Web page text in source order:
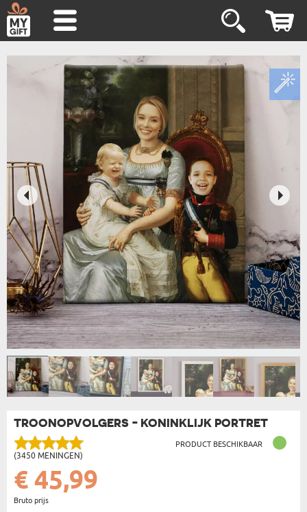
TROONOPVOLGERS - KONINKLIJK PORTRET
(3450 MENINGEN)
PRODUCT BESCHIKBAAR
€ 45,99
Bruto prijs